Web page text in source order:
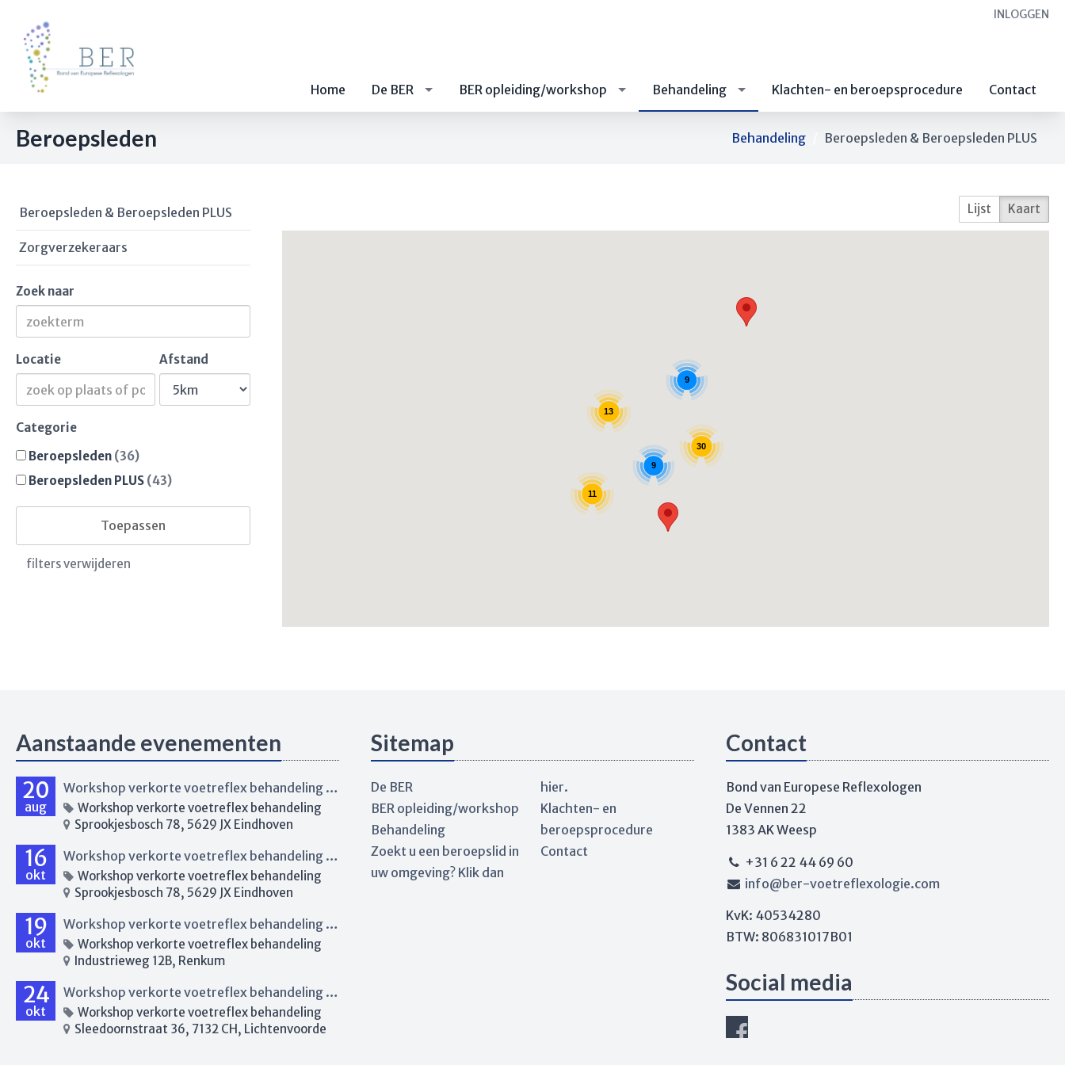
INLOGGEN
Home De BER BER opleiding/workshop Behandeling Klachten- en beroepsprocedure Contact
Behandeling Beroepsleden & Beroepsleden PLUS
Beroepsleden
Beroepsleden & Beroepsleden PLUS
Zorgverzekeraars
Zoek naar
Locatie Afstand
Categorie
Beroepsleden (36)
Beroepsleden PLUS (43)
Toepassen
filters verwijderen
Lijst Kaart
11
13
30
9
9
Aanstaande evenementen
20
aug
Workshop verkorte voetreflex behandeling Eindhoven
Workshop verkorte voetreflex behandeling
Sprookjesbosch 78, 5629 JX Eindhoven
16
okt
Workshop verkorte voetreflex behandeling Eindhoven
Workshop verkorte voetreflex behandeling
Sprookjesbosch 78, 5629 JX Eindhoven
19
okt
Workshop verkorte voetreflex behandeling Renkum
Workshop verkorte voetreflex behandeling
Industrieweg 12B, Renkum
24
okt
Workshop verkorte voetreflex behandeling Lichtenvoorde
Workshop verkorte voetreflex behandeling
Sleedoornstraat 36, 7132 CH, Lichtenvoorde
Sitemap
De BER
BER opleiding/workshop
Behandeling
Zoekt u een beroepslid in
uw omgeving? Klik dan
hier.
Klachten- en
beroepsprocedure
Contact
Contact
Bond van Europese Reflexologen
De Vennen 22
1383 AK Weesp
+31 6 22 44 69 60
info@ber-voetreflexologie.com
KvK: 40534280
BTW: 806831017B01
Social media